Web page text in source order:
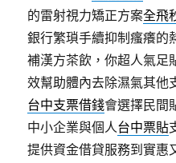
的雷射視力矯正方案全飛
銀行繁瑣手續抑制瘙癢的
補漢方茶飲，你超人氣足
效幫助體內去除濕氣其他
台中支票借錢會選擇民間
中小企業與個人台中票貼
提供資金借貸服務到實惠